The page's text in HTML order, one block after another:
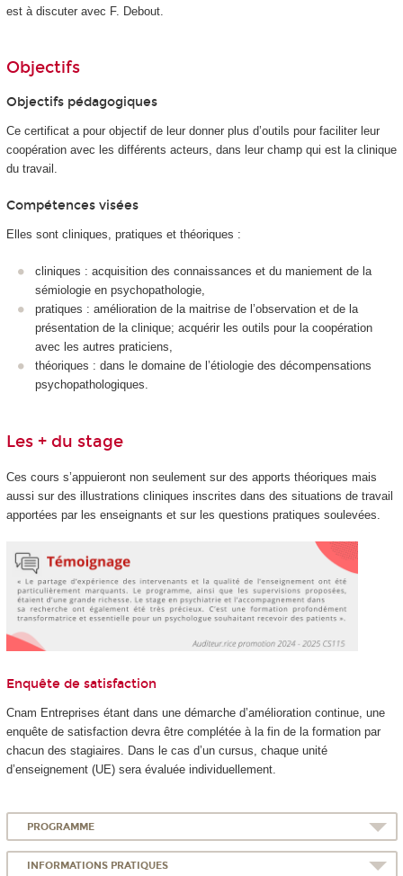
est à discuter avec F. Debout.
Objectifs
Objectifs pédagogiques
Ce certificat a pour objectif de leur donner plus d’outils pour faciliter leur
coopération avec les différents acteurs, dans leur champ qui est la clinique
du travail.
Compétences visées
Elles sont cliniques, pratiques et théoriques :
cliniques : acquisition des connaissances et du maniement de la
sémiologie en psychopathologie,
pratiques : amélioration de la maitrise de l’observation et de la
présentation de la clinique; acquérir les outils pour la coopération
avec les autres praticiens,
théoriques : dans le domaine de l’étiologie des décompensations
psychopathologiques.
Les + du stage
Ces cours s’appuieront non seulement sur des apports théoriques mais
aussi sur des illustrations cliniques inscrites dans des situations de travail
apportées par les enseignants et sur les questions pratiques soulevées.
Enquête de satisfaction
Cnam Entreprises étant dans une démarche d’amélioration continue, une
enquête de satisfaction devra être complétée à la fin de la formation par
chacun des stagiaires. Dans le cas d’un cursus, chaque unité
d’enseignement (UE) sera évaluée individuellement.
PROGRAMME
INFORMATIONS PRATIQUES